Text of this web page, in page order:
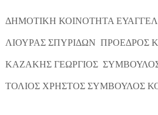
ΔΗΜΟΤΙΚΗ ΚΟΙΝΟΤΗΤΑ
ΛΙΟΥΡΑΣ ΣΠΥΡΙΔΩΝ ΠΡΟΕΔΡΟΣ
ΚΑΖΑΚΗΣ ΓΕΩΡΓΙΟΣ
ΤΟΛΙΟΣ ΧΡΗΣΤΟΣ ΣΥΜΒΟΥΛΟΣ